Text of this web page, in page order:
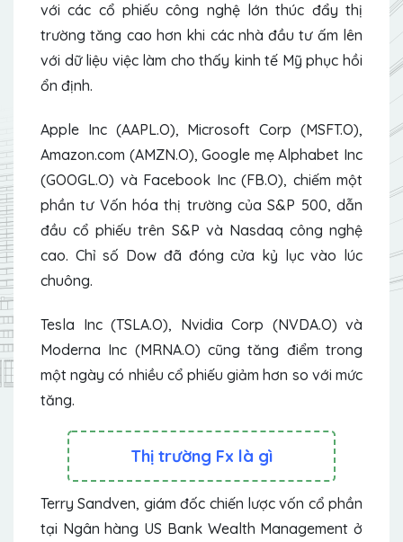
với các cổ phiếu công nghệ lớn thúc đẩy thị
trường tăng cao hơn khi các nhà đầu tư ấm lên
với dữ liệu việc làm cho thấy kinh tế Mỹ phục hồi
ổn định.
Apple Inc (AAPL.O), Microsoft Corp (MSFT.O),
Amazon.com (AMZN.O), Google mẹ Alphabet Inc
(GOOGL.O) và Facebook Inc (FB.O), chiếm một
phần tư Vốn hóa thị trường của S&P 500, dẫn
đầu cổ phiếu trên S&P và Nasdaq công nghệ
cao. Chỉ số Dow đã đóng cửa kỷ lục vào lúc
chuông.
Tesla Inc (TSLA.O), Nvidia Corp (NVDA.O) và
Moderna Inc (MRNA.O) cũng tăng điểm trong
một ngày có nhiều cổ phiếu giảm hơn so với mức
tăng.
Thị trường Fx là gì
Terry Sandven, giám đốc chiến lược vốn cổ phần
tại Ngân hàng US Bank Wealth Management ở